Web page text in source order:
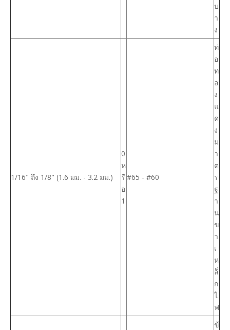
บ
า
ง
1/16" ถึง 1/8" (1.6 มม. - 3.2 มม.)
0
ห
รื
อ
1
#65 - #60
ท่
อ
ท
อ
ง
แ
ด
ง
ม
า
ต
ร
ฐ
า
น
ข
า
เ
ห
ล็
ก
ไ
ฟ
ข้